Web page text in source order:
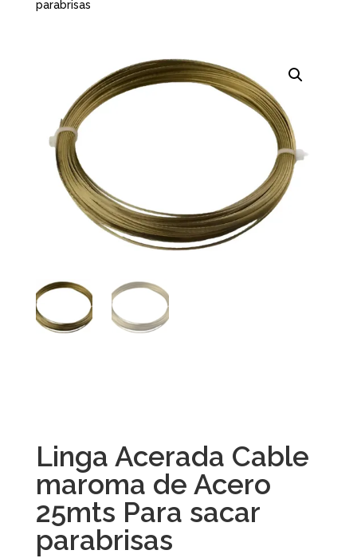
parabrisas
Linga Acerada Cable
maroma de Acero
25mts Para sacar
parabrisas